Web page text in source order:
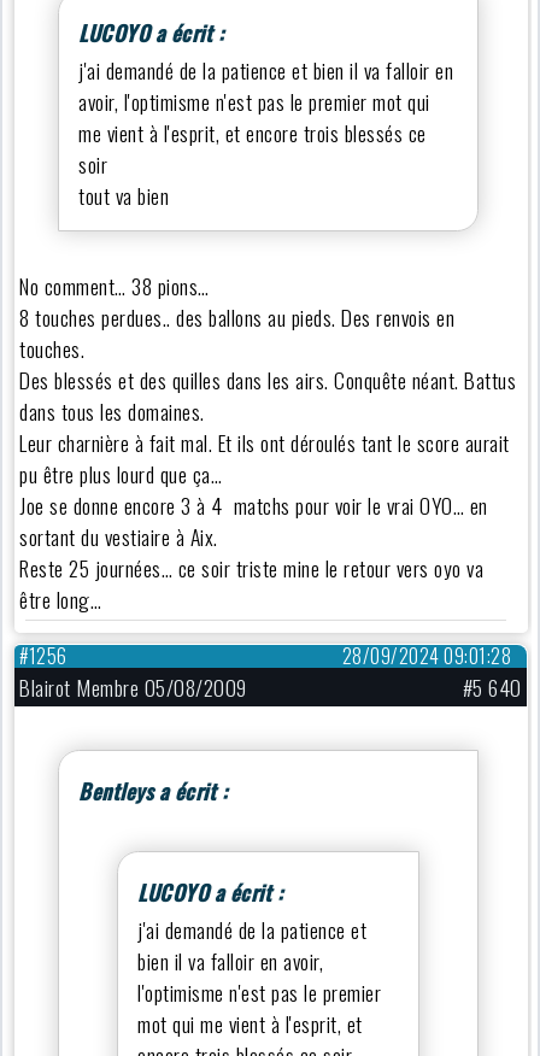
LUCOYO a écrit :
j'ai demandé de la patience et bien il va falloir en
avoir, l'optimisme n'est pas le premier mot qui
me vient à l'esprit, et encore trois blessés ce
soir
tout va bien
No comment… 38 pions…
8 touches perdues.. des ballons au pieds. Des renvois en
touches.
Des blessés et des quilles dans les airs. Conquête néant. Battus
dans tous les domaines.
Leur charnière à fait mal. Et ils ont déroulés tant le score aurait
pu être plus lourd que ça…
Joe se donne encore 3 à 4 matchs pour voir le vrai OYO… en
sortant du vestiaire à Aix.
Reste 25 journées… ce soir triste mine le retour vers oyo va
être long…
28/09/2024 09:01:28
#1256
Blairot Membre 05/08/2009 #5 640
Bentleys a écrit :
LUCOYO a écrit :
j'ai demandé de la patience et
bien il va falloir en avoir,
l'optimisme n'est pas le premier
mot qui me vient à l'esprit, et